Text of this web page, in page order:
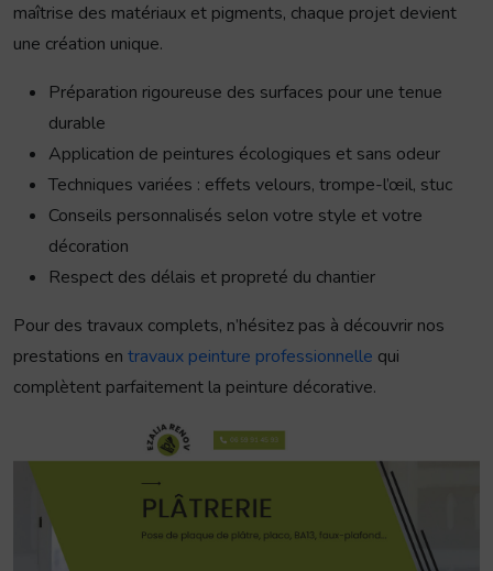
maîtrise des matériaux et pigments, chaque projet devient
une création unique.
Préparation rigoureuse des surfaces pour une tenue
durable
Application de peintures écologiques et sans odeur
Techniques variées : effets velours, trompe-l’œil, stuc
Conseils personnalisés selon votre style et votre
décoration
Respect des délais et propreté du chantier
Pour des travaux complets, n’hésitez pas à découvrir nos
prestations en travaux peinture professionnelle qui
complètent parfaitement la peinture décorative.